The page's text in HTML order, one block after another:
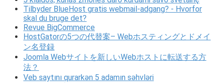
Tilbyder BlueHost gratis webmail-adgang? - Hvorfor
skal du bruge det?
Revue BigCommerce
HostGatorの5つの代替案– Webホスティングとドメイ
ン名登録
Joomla Webサイトを新しいWebホストに転送する方
法？
Veb saytını qurarkən 5 adamın səhvləri